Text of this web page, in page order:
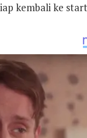
kembali ke